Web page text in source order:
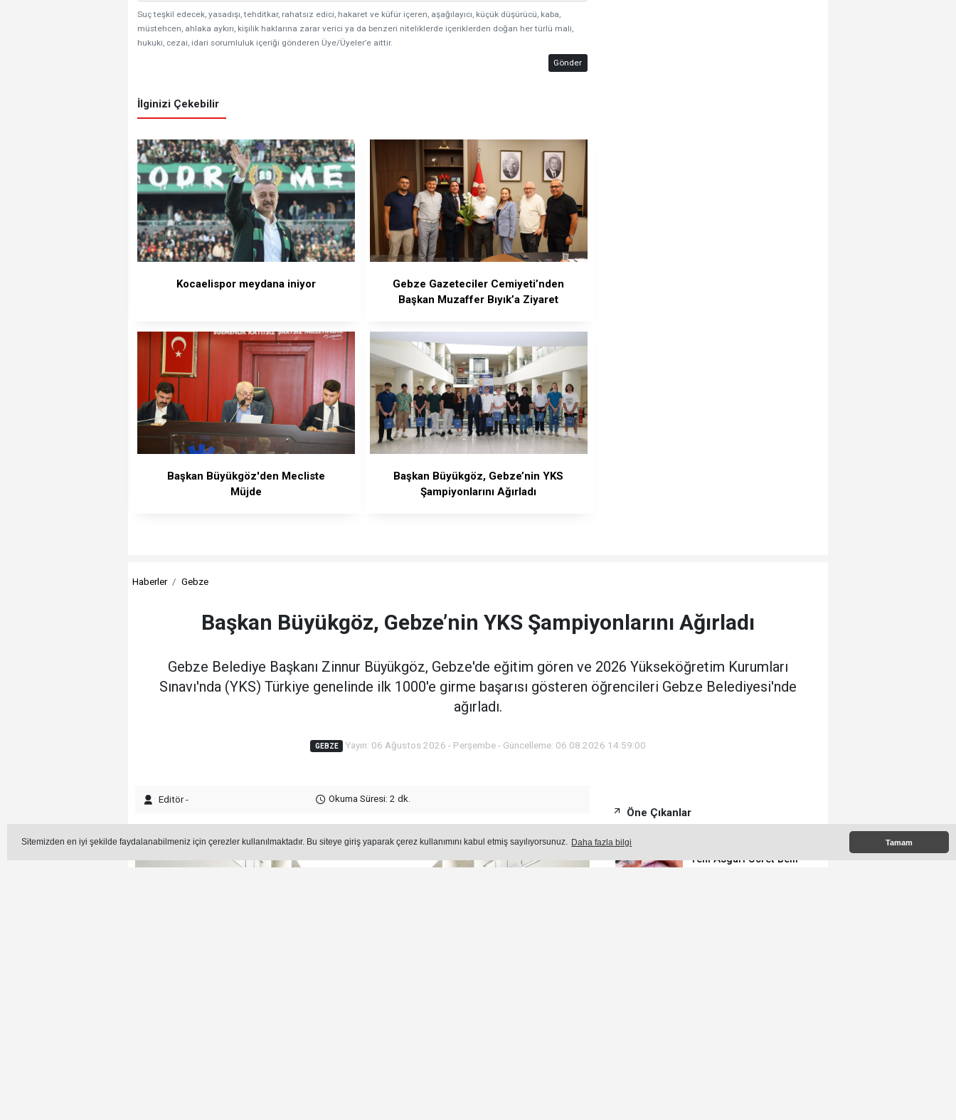
Sitemizden en iyi şekilde faydalanabilmeniz için çerezler kullanılmaktadır. Bu siteye giriş yaparak çerez kullanımını kabul etmiş sayılıyorsunuz. Daha fazla bilgi Tamam
Suç teşkil edecek, yasadışı, tehditkar, rahatsız edici, hakaret ve küfür içeren, aşağılayıcı, küçük düşürücü, kaba,
müstehcen, ahlaka aykırı, kişilik haklarına zarar verici ya da benzeri niteliklerde içeriklerden doğan her türlü mali,
hukuki, cezai, idari sorumluluk içeriği gönderen Üye/Üyeler’e aittir.
Gönder
İlginizi Çekebilir
Kocaelispor meydana iniyor
Gebze Gazeteciler Cemiyeti’nden
Başkan Muzaffer Bıyık’a Ziyaret
Başkan Büyükgöz'den Mecliste
Müjde
Başkan Büyükgöz, Gebze’nin YKS
Şampiyonlarını Ağırladı
Haberler Gebze
Başkan Büyükgöz, Gebze’nin YKS Şampiyonlarını Ağırladı
Gebze Belediye Başkanı Zinnur Büyükgöz, Gebze'de eğitim gören ve 2026 Yükseköğretim Kurumları
Sınavı'nda (YKS) Türkiye genelinde ilk 1000'e girme başarısı gösteren öğrencileri Gebze Belediyesi'nde
ağırladı.
GEBZE Yayın: 06 Ağustos 2026 - Perşembe - Güncelleme: 06.08.2026 14:59:00
Editör - Okuma Süresi: 2 dk.
Öne Çıkanlar
Yeni Asgari Ücret Belli